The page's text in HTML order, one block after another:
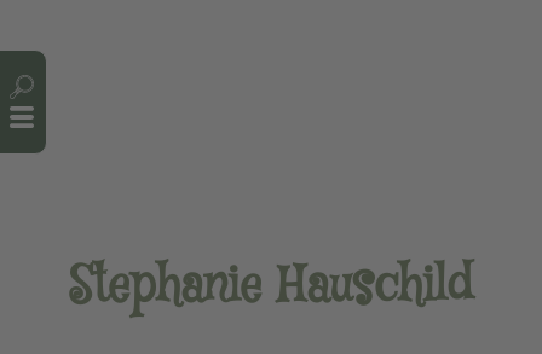
Stephanie Hauschild